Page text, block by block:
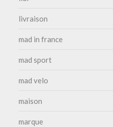
livraison
mad in france
mad sport
mad velo
maison
marque